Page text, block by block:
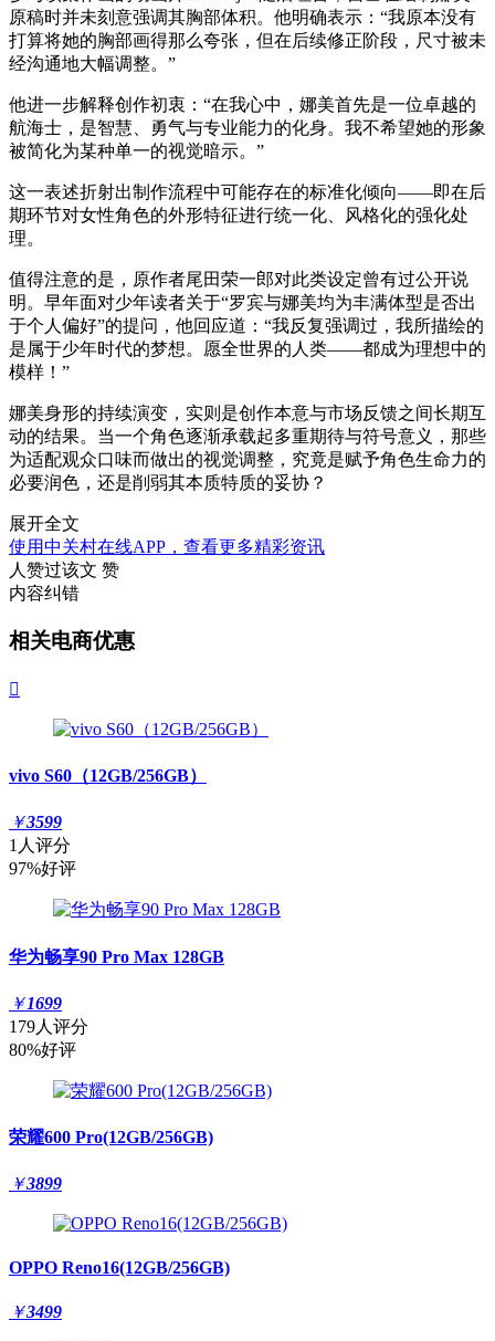
原稿时并未刻意强调其胸部体积。他明确表示：“我原本没有
打算将她的胸部画得那么夸张，但在后续修正阶段，尺寸被未
经沟通地大幅调整。”
他进一步解释创作初衷：“在我心中，娜美首先是一位卓越的
航海士，是智慧、勇气与专业能力的化身。我不希望她的形象
被简化为某种单一的视觉暗示。”
这一表述折射出制作流程中可能存在的标准化倾向——即在后
期环节对女性角色的外形特征进行统一化、风格化的强化处
理。
值得注意的是，原作者尾田荣一郎对此类设定曾有过公开说
明。早年面对少年读者关于“罗宾与娜美均为丰满体型是否出
于个人偏好”的提问，他回应道：“我反复强调过，我所描绘的
是属于少年时代的梦想。愿全世界的人类——都成为理想中的
模样！”
娜美身形的持续演变，实则是创作本意与市场反馈之间长期互
动的结果。当一个角色逐渐承载起多重期待与符号意义，那些
为适配观众口味而做出的视觉调整，究竟是赋予角色生命力的
必要润色，还是削弱其本质特质的妥协？
展开全文
使用中关村在线APP，查看更多精彩资讯
人赞过该文 赞
内容纠错
相关电商优惠

vivo S60（12GB/256GB）
￥3599
1人评分
97%好评
华为畅享90 Pro Max 128GB
￥1699
179人评分
80%好评
荣耀600 Pro(12GB/256GB)
￥3899
OPPO Reno16(12GB/256GB)
￥3499